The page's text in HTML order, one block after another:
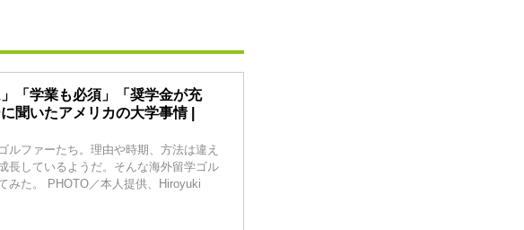
「学業も必須」「奨学金が充
聞いたアメリカの大学事情 |
ルファーたち。理由や時期、方法は違え
長しているようだ。そんな海外留学ゴル
みた。 PHOTO／本人提供、Hiroyuki